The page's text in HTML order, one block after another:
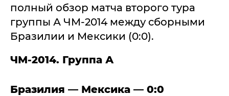
полный обзор матча второго тура
группы А ЧМ-2014 между сборными
Бразилии и Мексики (0:0).
ЧМ-2014. Группа А
Бразилия — Мексика — 0:0